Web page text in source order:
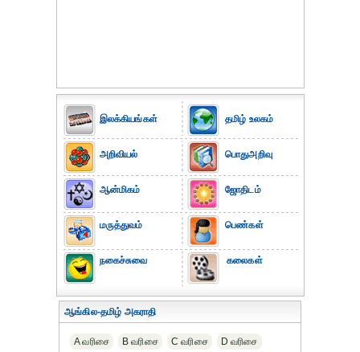
இலக்கியங்கள்
அறிவியல்
ஆன்மிகம்
மருத்துவம்
நகைச்சுவை
தமிழ் உலகம்
பொதுஅறிவு
ஜோதிடம்
பெண்கள்
கலைகள்
ஆங்கில-தமிழ் அகராதி
A வரிசை B வரிசை C வரிசை D வரிசை